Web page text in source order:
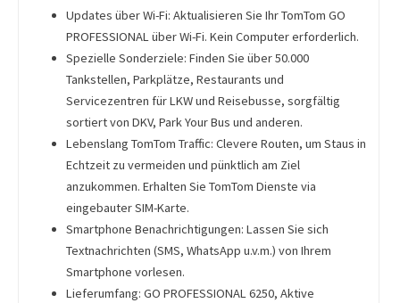
Updates über Wi-Fi: Aktualisieren Sie Ihr TomTom GO
PROFESSIONAL über Wi-Fi. Kein Computer erforderlich.
Spezielle Sonderziele: Finden Sie über 50.000
Tankstellen, Parkplätze, Restaurants und
Servicezentren für LKW und Reisebusse, sorgfältig
sortiert von DKV, Park Your Bus und anderen.
Lebenslang TomTom Traffic: Clevere Routen, um Staus in
Echtzeit zu vermeiden und pünktlich am Ziel
anzukommen. Erhalten Sie TomTom Dienste via
eingebauter SIM-Karte.
Smartphone Benachrichtigungen: Lassen Sie sich
Textnachrichten (SMS, WhatsApp u.v.m.) von Ihrem
Smartphone vorlesen.
Lieferumfang: GO PROFESSIONAL 6250, Aktive